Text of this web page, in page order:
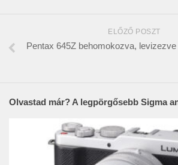
ELŐZŐ POSZT
Pentax 645Z behomokozva,
Olvastad már? A legpörgősebb Sigma